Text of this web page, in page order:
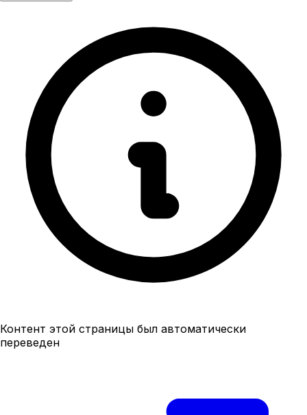
Контент этой страницы был автоматически
переведен